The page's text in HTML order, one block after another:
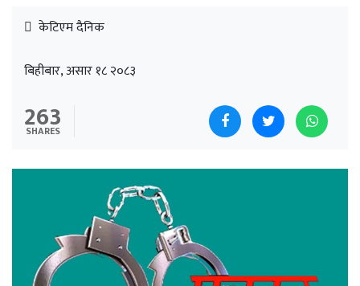
केटिएम दैनिक
बिहीबार, असार १८ २०८३
263
SHARES